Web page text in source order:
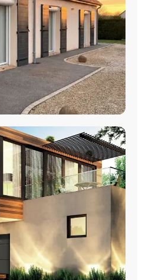
Volets Battants
coulissants et battants avec
Habitat.